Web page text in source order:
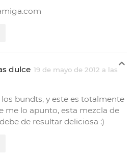
dulce 19 de mayo de 2012 a las
bundts, y este es totalmente
me lo apunto, esta mezcla de
de resultar deliciosa :)